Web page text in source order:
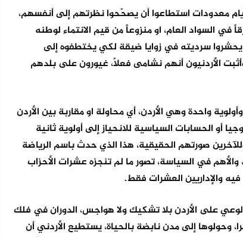
معدودات استطاعوا أن يصحّحوا نظرتهم إلى أنفسهم،
في السواد العام، او منزوعاً من قيم الانتماء لوطنه
يحشروا سرديته في زوايا ضيقة لكي يختطفوه إلى
الأردنيون أنهم نشامى فعلاً، غيورون على بلدهم
واحدة وهي الأردن، أي محاولة او مقاربة بين الأردن
أو الحسابات السياسية للانحياز إلى أولوية ثانية
صورتهم الحقيقية، هذا الذي حدث باسم الرياضة
في السياسة، تصور ما لم تنجزه عشرات الأحزاب
فيه والإداريين العشرات فقط.
الوعي على الأردن بلا تشكيك ولا هواجس، الدوران في فلك
وحولوها إلى مدن نابضة بالحياة، يستطيع الأردني أن